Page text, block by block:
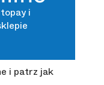
i
i patrz jak